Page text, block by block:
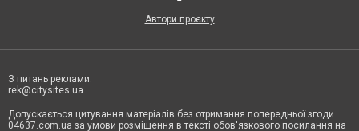
Автори проєкту
З питань реклами:
rek@citysites.ua
Допускається цитування матеріалів без отримання попередньої згоди
04637.com.ua за умови розміщення в тексті обов'язкового посилання на